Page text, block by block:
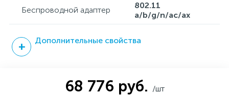
Беспроводной адаптер
802.11
a/b/g/n/ac/ax
Дополнительные свойства
68 776 руб. /шт